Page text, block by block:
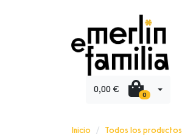
0,00 € 0
Inicio Todos los productos